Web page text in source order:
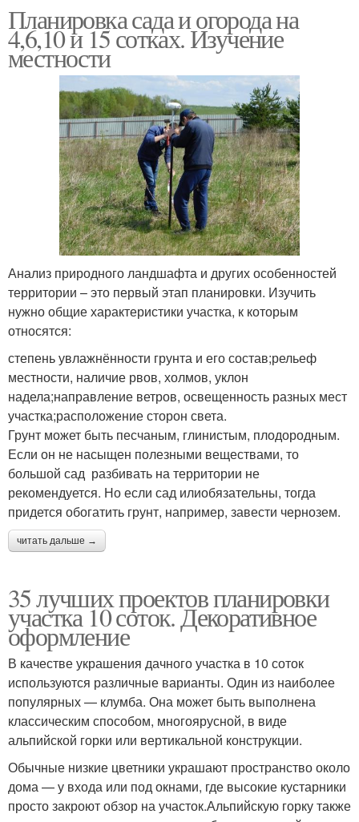
Планировка сада и огорода на
4,6,10 и 15 сотках. Изучение
местности
Анализ природного ландшафта и других особенностей
территории – это первый этап планировки. Изучить
нужно общие характеристики участка, к которым
относятся:
степень увлажнённости грунта и его состав;рельеф
местности, наличие рвов, холмов, уклон
надела;направление ветров, освещенность разных мест
участка;расположение сторон света.
Грунт может быть песчаным, глинистым, плодородным.
Если он не насыщен полезными веществами, то
большой сад разбивать на территории не
рекомендуется. Но если сад илиобязательны, тогда
придется обогатить грунт, например, завести чернозем.
читать дальше →
35 лучших проектов планировки
участка 10 соток. Декоративное
оформление
В качестве украшения дачного участка в 10 соток
используются различные варианты. Один из наиболее
популярных — клумба. Она может быть выполнена
классическим способом, многоярусной, в виде
альпийской горки или вертикальной конструкции.
Обычные низкие цветники украшают пространство около
дома — у входа или под окнами, где высокие кустарники
просто закроют обзор на участок.Альпийскую горку также